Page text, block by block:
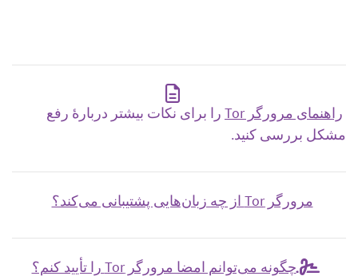
راهنمای مرورگر Tor
را برای نکات بیشتر دربارهٔ رفع
مشکل بررسی کنید.
مرورگر Tor از چه زبان‌هایی پشتیبانی می‌کند؟
چگونه می‌توانم امضا مرورگر Tor را تأیید کنم؟